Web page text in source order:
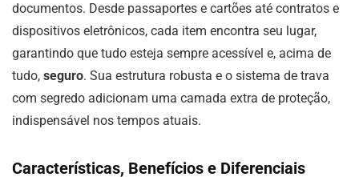
documentos. Desde passaportes e cartões até contratos e
dispositivos eletrônicos, cada item encontra seu lugar,
garantindo que tudo esteja sempre acessível e, acima de
tudo, seguro. Sua estrutura robusta e o sistema de trava
com segredo adicionam uma camada extra de proteção,
indispensável nos tempos atuais.
Características, Benefícios e Diferenciais